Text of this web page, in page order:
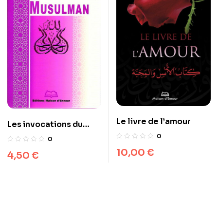
Les invocations du
musulman0
4,50 €
Le livre de l’amour
0
10,00 €